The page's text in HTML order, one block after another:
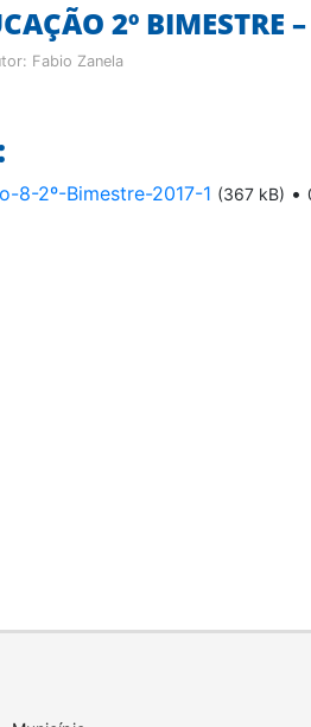
2º BIMESTRE
Fabio Zanela
8-2º-Bimestre-2017-1 (367 kB) •